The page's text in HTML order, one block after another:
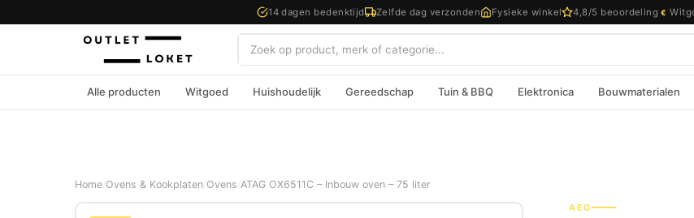
14 dagen bedenktijd Zelfde dag verzonden Fysieke winkel 4,8/5 beoordeling €
Zoeken
Alle producten Witgoed Huishoudelijk Gereedschap Tuin & BBQ Elektronica Bouwmaterialen
Home Ovens & Kookplaten Ovens ATAG OX6511C – Inbouw oven – 75 liter
AEG